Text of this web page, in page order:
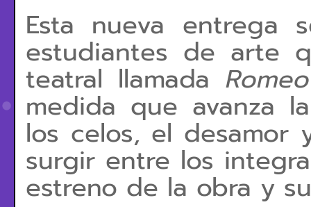
Esta nueva
estudiantes de arte
teatral llamada
medida que avanza
los celos, el desamor
surgir entre los
estreno de la obra y